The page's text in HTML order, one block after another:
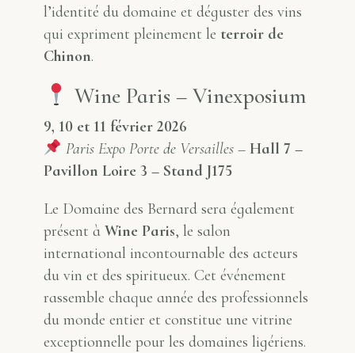
l’identité du domaine et déguster des vins
qui expriment pleinement le terroir de
Chinon.
Wine Paris – Vinexposium
9, 10 et 11 février 2026
Paris Expo Porte de Versailles – Hall 7 –
Pavillon Loire 3 – Stand J175
Le Domaine des Bernard sera également
présent à Wine Paris, le salon
international incontournable des acteurs
du vin et des spiritueux. Cet événement
rassemble chaque année des professionnels
du monde entier et constitue une vitrine
exceptionnelle pour les domaines ligériens.